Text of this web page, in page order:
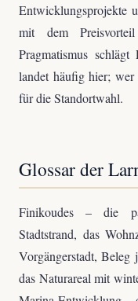
Entwicklungsprojekte
mit dem
Pragmatismus
landet häufig hier;
für die Standortwahl.
Glossar der
Finikoudes – die
Stadtstrand, das
Vorgängerstadt, Beleg
das Naturareal mit